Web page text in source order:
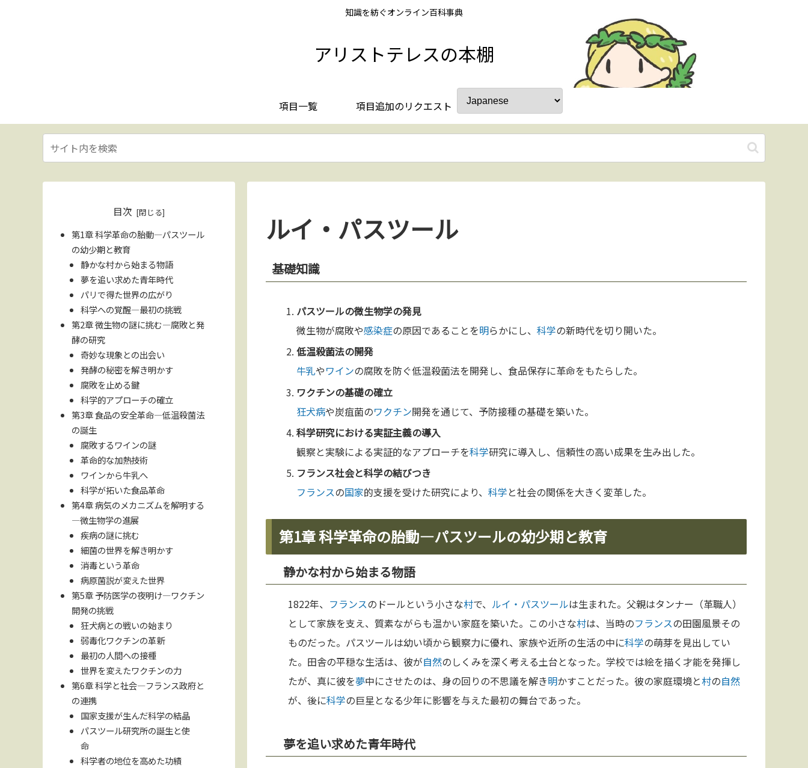
知識を紡ぐオンライン百科事典
アリストテレスの本棚
項目一覧 項目追加のリクエスト
ルイ・パスツール
基礎知識
パスツールの微生物学の発見
微生物が腐敗や感染症の原因であることを明らかにし、科学の新時代を切り開いた。
低温殺菌法の開発
牛乳やワインの腐敗を防ぐ低温殺菌法を開発し、食品保存に革命をもたらした。
ワクチンの基礎の確立
狂犬病や炭疽菌のワクチン開発を通じて、予防接種の基礎を築いた。
科学研究における実証主義の導入
観察と実験による実証的なアプローチを科学研究に導入し、信頼性の高い成果を生み出した。
フランス社会と科学の結びつき
フランスの国家的支援を受けた研究により、科学と社会の関係を大きく変革した。
第1章 科学革命の胎動—パスツールの幼少期と教育
静かな村から始まる物語
1822年、 フランスのドールという小さな村で、 ルイ・パスツールは生まれた。父親はタンナー（革職人）
として家族を支え、質素ながらも温かい家庭を築いた。この小さな村は、当時のフランスの田園風景その
ものだった。パスツールは幼い頃から観察力に優れ、家族や近所の生活の中に科学の萌芽を見出してい
た。田舎の平穏な生活は、彼が自然のしくみを深く考える土台となった。学校では絵を描く才能を発揮し
たが、真に彼を夢中にさせたのは、身の回りの不思議を解き明かすことだった。彼の家庭環境と村の自然
が、後に科学の巨星となる少年に影響を与えた最初の舞台であった。
夢を追い求めた青年時代
目次
第1章 科学革命の胎動—パスツール
の幼少期と教育
静かな村から始まる物語
夢を追い求めた青年時代
パリで得た世界の広がり
科学への覚醒—最初の挑戦
第2章 微生物の謎に挑む—腐敗と発
酵の研究
奇妙な現象との出会い
発酵の秘密を解き明かす
腐敗を止める鍵
科学的アプローチの確立
第3章 食品の安全革命—低温殺菌法
の誕生
腐敗するワインの謎
革命的な加熱技術
ワインから牛乳へ
科学が拓いた食品革命
第4章 病気のメカニズムを解明する
—微生物学の進展
疾病の謎に挑む
細菌の世界を解き明かす
消毒という革命
病原菌説が変えた世界
第5章 予防医学の夜明け—ワクチン
開発の挑戦
狂犬病との戦いの始まり
弱毒化ワクチンの革新
最初の人間への接種
世界を変えたワクチンの力
第6章 科学と社会—フランス政府と
の連携
国家支援が生んだ科学の結晶
パスツール研究所の誕生と使
命
科学者の地位を高めた功績